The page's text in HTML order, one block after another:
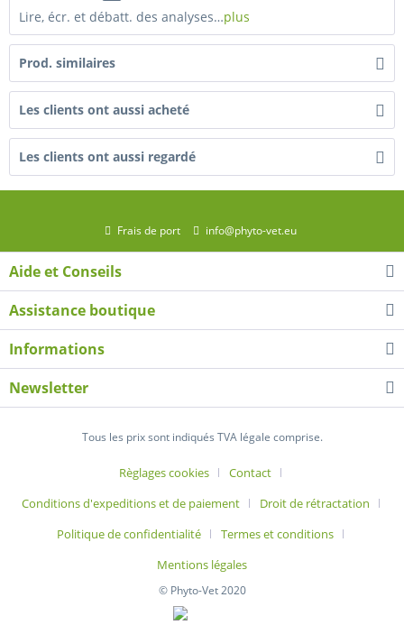
Lire, écr. et débatt. des analyses…plus
Prod. similaires
Les clients ont aussi acheté
Les clients ont aussi regardé
Frais de port info@phyto-vet.eu
Aide et Conseils
Assistance boutique
Informations
Newsletter
Tous les prix sont indiqués TVA légale comprise.
Règlages cookies
Contact
Conditions d'expeditions et de paiement
Droit de rétractation
Politique de confidentialité
Termes et conditions
Mentions légales
© Phyto-Vet 2020